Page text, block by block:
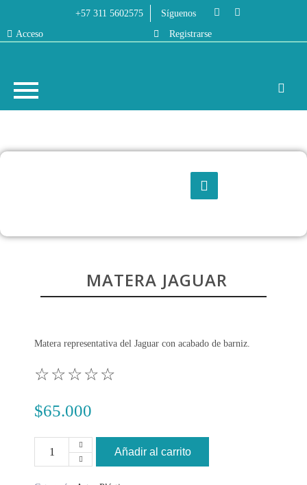
+57 311 5602575
Síguenos
Acceso
Registrarse
MATERA JAGUAR
Matera representativa del Jaguar con acabado de barniz.
☆ ☆ ☆ ☆ ☆
$65.000
Añadir al carrito